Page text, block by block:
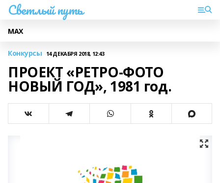
Светлый путь
МАХ
Конкурсы 14 ДЕКАБРЯ 2018, 12:43
ПРОЕКТ «РЕТРО-ФОТО
НОВЫЙ ГОД», 1981 год.